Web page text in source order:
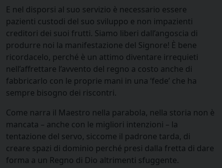
E nel disporsi al suo servizio è necessario essere
pazienti custodi del suo sviluppo e non impazienti
creditori dei suoi frutti. Siamo liberi dall’angoscia di
produrre noi la manifestazione del Signore! È bene
ricordacelo, perché è un attimo diventare irrequieti
nell’affrettare l’avvento del regno a costo anche di
fabbricarlo con le proprie mani in una ‘fede’ che ha
sempre bisogno dei riscontri.
Come narra il Maestro nella parabola, nella storia non è
mancata – anche con le migliori intenzioni – la
tentazione del servo, siccome il padrone tarda, di
creare spazi di dominio perché presi dalla fretta di dare
forma a un Regno di Dio altrimenti sfuggente.